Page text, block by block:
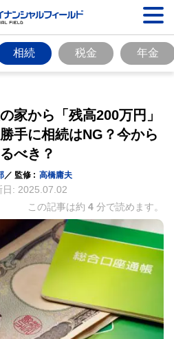
相続 税金 年金
家から「残高200万円」
手に相続はNG？今から
べき？
／ 監修 : 高橋庸夫
日: 2025.07.02
この記事は約 4 分で読めます。